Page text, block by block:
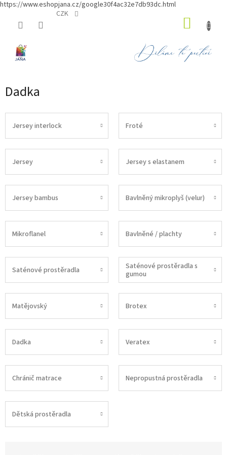
https://www.eshopjana.cz/google30f4ac32e7db93dc.html
CZK
Dadka
Jersey interlock Froté
Jersey Jersey s elastanem
Jersey bambus Bavlněný mikroplyš (velur)
Mikroflanel Bavlněné / plachty
Saténové prostěradla
Saténové prostěradla s
gumou
Matějovský Brotex
Dadka Veratex
Chránič matrace Nepropustná prostěradla
Dětská prostěradla